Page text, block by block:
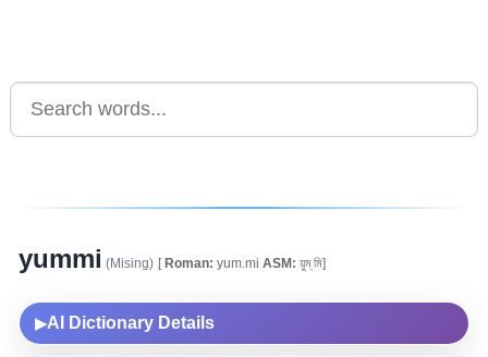
yummi (Mising) [Roman: yum.mi ASM: য়ুম্ মি]
▶AI Dictionary Details